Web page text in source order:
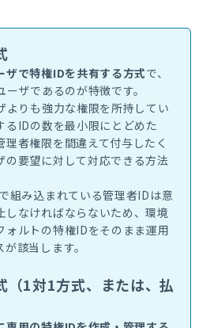
ザで特権IDを共有する方式で、
ザであるのが特徴です。
よりも強力な権限を所持してい
るIDの数を最小限にとどめた
者権限を間違えて付与したく
の要望に対して対応できる方法
組み込まれている管理者IDは意
しなければならないため、環境
ォルトの特権IDをそのまま運用
該当します。
1対1方式、または、払